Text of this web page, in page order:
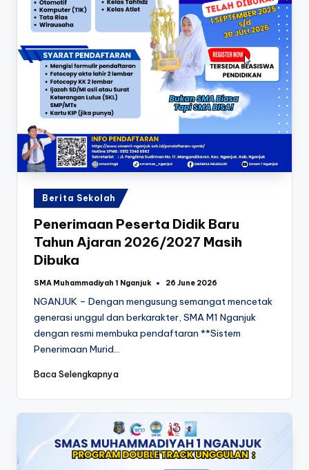
Posted
in
Berita Sekolah
Penerimaan Peserta Didik Baru
Tahun Ajaran 2026/2027 Masih
Dibuka
Posted
SMA Muhammadiyah 1 Nganjuk 26 June 2026
NGANJUK – Dengan mengusung semangat mencetak
generasi unggul dan berkarakter, SMA M1 Nganjuk
dengan resmi membuka pendaftaran **Sistem
Penerimaan Murid…
Baca Selengkapnya